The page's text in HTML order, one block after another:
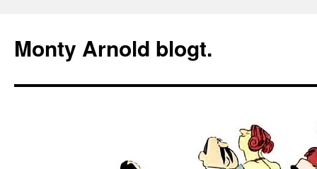
springen
Monty Arnold blogt.